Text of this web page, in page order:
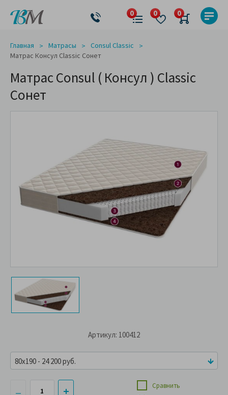
Главная Матрасы
Consul Classic
Матрас Консул Classic Сонет
Матрас Consul ( Консул ) Classic
Сонет
Артикул: 100412
Сравнить
80x190 - 24 200 руб.